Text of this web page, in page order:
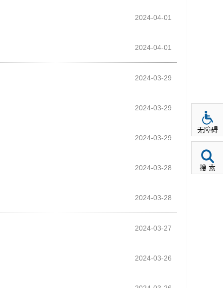
2024-04-01
2024-04-01
2024-03-29
2024-03-29
2024-03-29
2024-03-28
2024-03-28
2024-03-27
2024-03-26
无障碍
搜 索